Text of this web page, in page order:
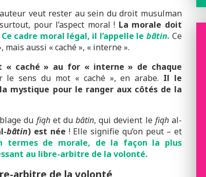
veut rester au sein du droit musulman
pour l’aspect moral ! La morale doit
Ce cadre moral légal, il l’appelle le bâtin. Ce
aussi « caché », « interne ».
« caché » au for « interne » de chaque
le sens du mot « caché », en arabe. Il le
mystique pour le ranger aux côtés de la
du fiqhet dubâtin, qui devient le fiqhal-
bâtin) est née ! Elle signifie qu’on peut – et
termes de morale, de la façon la plus
au libre-arbitre de la volonté.
arbitre de la volonté